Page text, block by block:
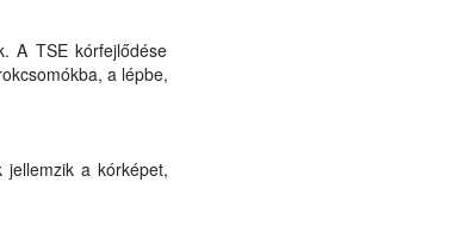
A TSE kórfejlődése
a lépbe,
jellemzik a kórképet,